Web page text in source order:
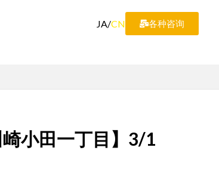
JA/CN 各种咨询
小田一丁目】3/1